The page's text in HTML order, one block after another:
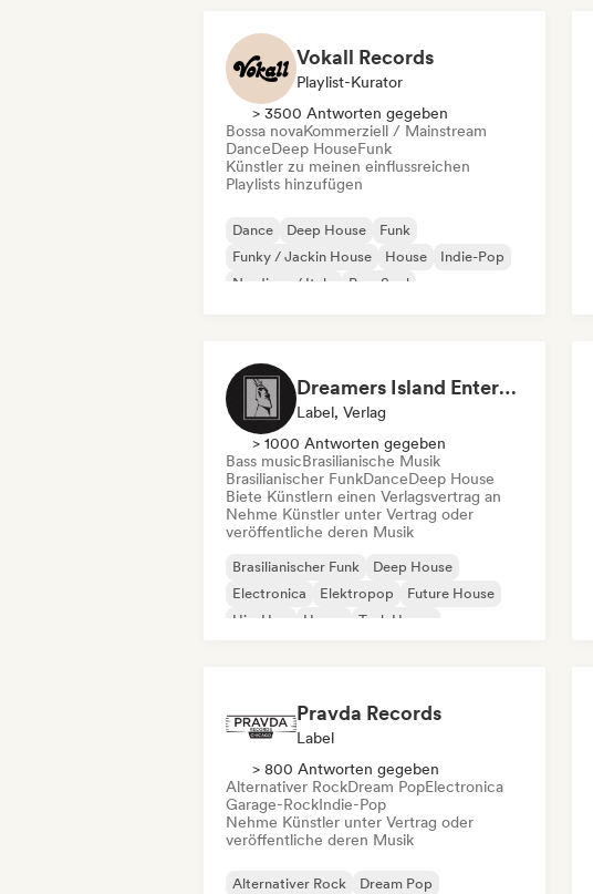
Vokall Records
Playlist-Kurator
> 3500 Antworten gegeben
Bossa novaKommerziell / Mainstream
DanceDeep HouseFunk
Künstler zu meinen einflussreichen
Playlists hinzufügen
Dance Deep House
Funk
Funky / Jackin House
House
Indie-Pop
Nu-disco / Italo
Pop-Soul
Dreamers Island Entertainment
Label, Verlag
> 1000 Antworten gegeben
Bass musicBrasilianische Musik
Brasilianischer FunkDanceDeep House
Biete Künstlern einen Verlagsvertrag an
Nehme Künstler unter Vertrag oder
veröffentliche deren Musik
Brasilianischer Funk
Deep House
Electronica
Elektropop
Future House
Hip-Hop
House Tech House
Pravda Records
Label
> 800 Antworten gegeben
Alternativer RockDream PopElectronica
Garage-RockIndie-Pop
Nehme Künstler unter Vertrag oder
veröffentliche deren Musik
Alternativer Rock Dream Pop